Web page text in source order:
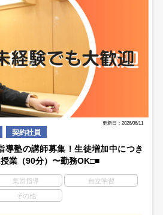
更新日：2026/06/11
契約社員
導塾の講師募集！生徒増加中につき
業（90分）〜勤務OK□■
集団指導 自立学習
その他